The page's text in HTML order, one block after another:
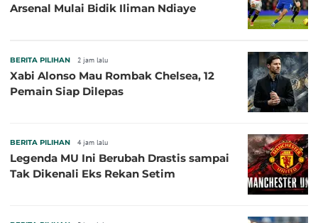
Arsenal Mulai Bidik Iliman Ndiaye
BERITA PILIHAN 2 jam lalu
Xabi Alonso Mau Rombak Chelsea, 12
Pemain Siap Dilepas
BERITA PILIHAN 4 jam lalu
Legenda MU Ini Berubah Drastis sampai
Tak Dikenali Eks Rekan Setim